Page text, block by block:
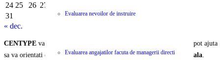
Evaluarea nevoilor de instruire
Evaluarea angajatilor facuta de managerii directi
24 25 26 27
31
« dec.
CENTYPE va pune la dispozitie o selectie unica de servicii care va pot ajuta
sa va orientati organizatia si echipa spreperformanta organizationala